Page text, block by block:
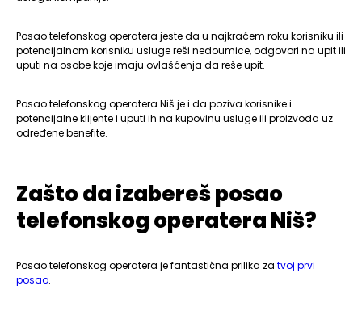
Posao telefonskog operatera jeste da u najkraćem roku korisniku ili
potencijalnom korisniku usluge reši nedoumice, odgovori na upit ili
uputi na osobe koje imaju ovlašćenja da reše upit.
Posao telefonskog operatera Niš je i da poziva korisnike i
potencijalne klijente i uputi ih na kupovinu usluge ili proizvoda uz
određene benefite.
Zašto da izabereš posao
telefonskog operatera Niš?
Posao telefonskog operatera je fantastična prilika za tvoj prvi
posao.